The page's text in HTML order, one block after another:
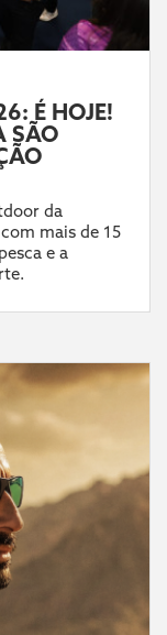
É HOJE!
SÃO
da
mais de 15
e a